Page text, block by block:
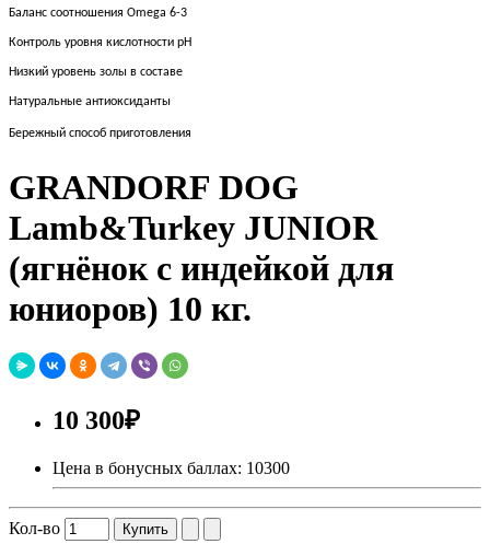
Баланс соотношения Omega 6-3
Контроль уровня кислотности рН
Низкий уровень золы в составе
Натуральные антиоксиданты
Бережный способ приготовления
GRANDORF DOG
Lamb&Turkey JUNIOR
(ягнёнок с индейкой для
юниоров) 10 кг.
10 300₽
Цена в бонусных баллах: 10300
Кол-во Купить